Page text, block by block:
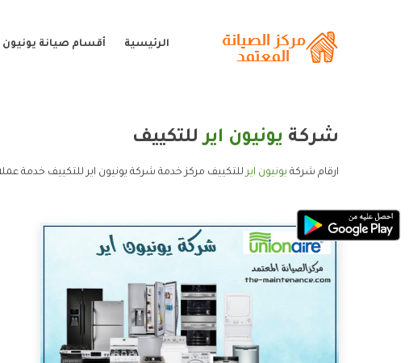
الرئيسية أقسام صيانة يونيون
شركة يونيون ايرللتكييف
ارقام شركة يونيون ايرللتكييف مركز خدمة شركة يونيون اير للتكييف خدمة